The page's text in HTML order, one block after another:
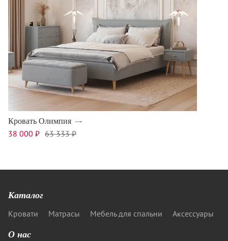
Кровать Олимпия
38 000 ₽ 63 333 ₽
Каталог
Кровати Матрасы Мебель для спальни Аксессуары
О нас